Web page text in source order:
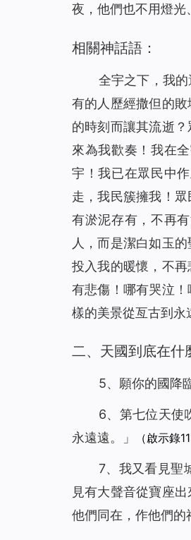
夜，他們也不用燈光
相關神話語：
全宇之下，我
有的人歷經撒但的
的時刻而讓其流逝
來為我歡奏！我在
宇！我已在眾民中
走，我民簇擁我！
有淤泥存有，不再
人，而是潔白如玉
投入我的暖懷，不
有悲傷！哪有哭泣
樣的美景從亙古到永
二、天國到底在什
5、願你的國降
6、第七位天使
永遠遠。」
（啟示錄
7、我又看見聖
見有大聲音從寶座
他們同在，作他們的